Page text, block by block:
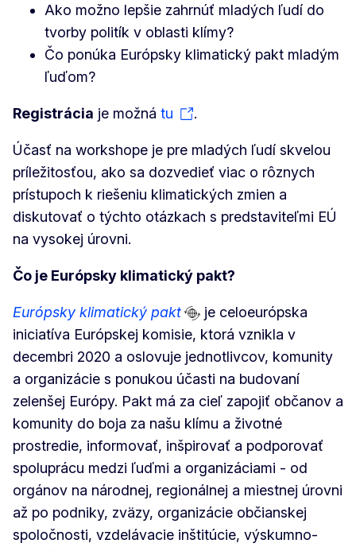
Ako možno lepšie zahrnúť mladých ľudí do
tvorby politík v oblasti klímy?
Čo ponúka Európsky klimatický pakt mladým
ľuďom?
Registrácia je možná tu .
Účasť na workshope je pre mladých ľudí skvelou
príležitosťou, ako sa dozvedieť viac o rôznych
prístupoch k riešeniu klimatických zmien a
diskutovať o týchto otázkach s predstaviteľmi EÚ
na vysokej úrovni.
Čo je Európsky klimatický pakt?
Európsky klimatický pakt
je celoeurópska
iniciatíva Európskej komisie, ktorá vznikla v
decembri 2020 a oslovuje jednotlivcov, komunity
a organizácie s ponukou účasti na budovaní
zelenšej Európy. Pakt má za cieľ zapojiť občanov a
komunity do boja za našu klímu a životné
prostredie, informovať, inšpirovať a podporovať
spoluprácu medzi ľuďmi a organizáciami - od
orgánov na národnej, regionálnej a miestnej úrovni
až po podniky, zväzy, organizácie občianskej
spoločnosti, vzdelávacie inštitúcie, výskumno-